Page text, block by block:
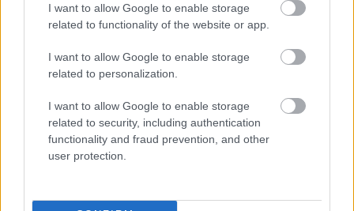
I want to allow Google to enable storage
related to functionality of the website or app.
I want to allow Google to enable storage
related to personalization.
I want to allow Google to enable storage
related to security, including authentication
functionality and fraud prevention, and other
user protection.
Tomelloso desafía al calor y llena de
ambiente la primera noche...
personajes infantiles más populares...
07/08/2026